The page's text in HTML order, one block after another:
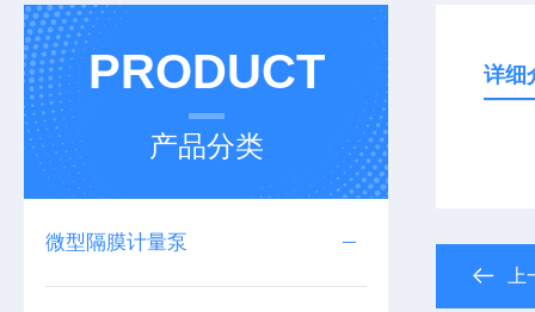
PRODUCT
产品分类
微型隔膜计量泵
详细